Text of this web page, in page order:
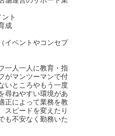
ト
成
イベントやコンセプ
一人一人に教育・指
がマンツーマンで付
いところやもう一度
尋ねやすい環境があ
正によって業務を教
スピードを変えたり
も不安なく勤務いた